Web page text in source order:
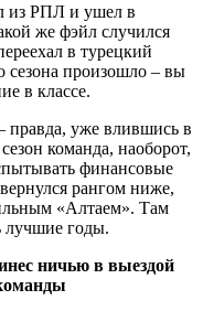
из РПЛ и ушел в
же фэйл случился
в турецкий
сезона произошло – вы
в классе.
правда, уже влившись в
команда, наоборот,
финансовые
рангом ниже,
«Алтаем». Там
лучшие годы.
ничью в выездой